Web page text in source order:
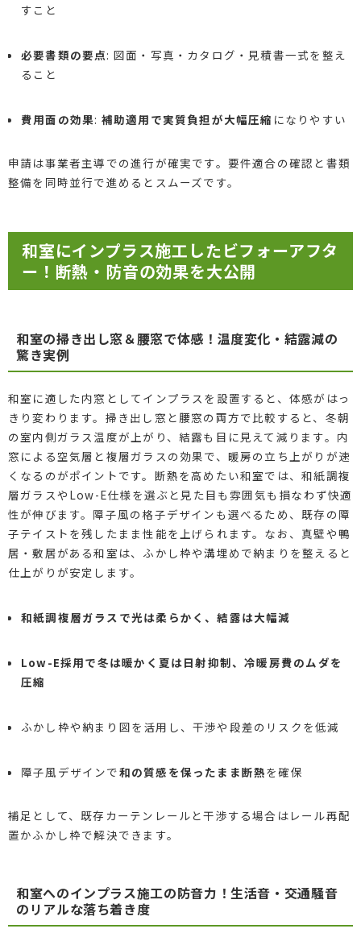
すこと
必要書類の要点: 図面・写真・カタログ・見積書一式を整え
ること
費用面の効果: 補助適用で実質負担が大幅圧縮 になりやすい
申請は事業者主導での進行が確実です。要件適合の確認と書類
整備を同時並行で進めるとスムーズです。
和室にインプラス施工したビフォーアフタ
ー！断熱・防音の効果を大公開
和室の掃き出し窓＆腰窓で体感！温度変化・結露減の
驚き実例
和室に適した内窓としてインプラスを設置すると、体感がはっ
きり変わります。掃き出し窓と腰窓の両方で比較すると、冬朝
の室内側ガラス温度が上がり、結露も目に見えて減ります。内
窓による空気層と複層ガラスの効果で、暖房の立ち上がりが速
くなるのがポイントです。断熱を高めたい和室では、和紙調複
層ガラスやLow-E仕様を選ぶと見た目も雰囲気も損なわず快適
性が伸びます。障子風の格子デザインも選べるため、既存の障
子テイストを残したまま性能を上げられます。なお、真壁や鴨
居・敷居がある和室は、ふかし枠や溝埋めで納まりを整えると
仕上がりが安定します。
和紙調複層ガラスで光は柔らかく、結露は大幅減
Low-E採用で冬は暖かく夏は日射抑制、冷暖房費のムダを
圧縮
ふかし枠や納まり図を活用し、干渉や段差のリスクを低減
障子風デザインで和の質感を保ったまま断熱を確保
補足として、既存カーテンレールと干渉する場合はレール再配
置かふかし枠で解決できます。
和室へのインプラス施工の防音力！生活音・交通騒音
のリアルな落ち着き度